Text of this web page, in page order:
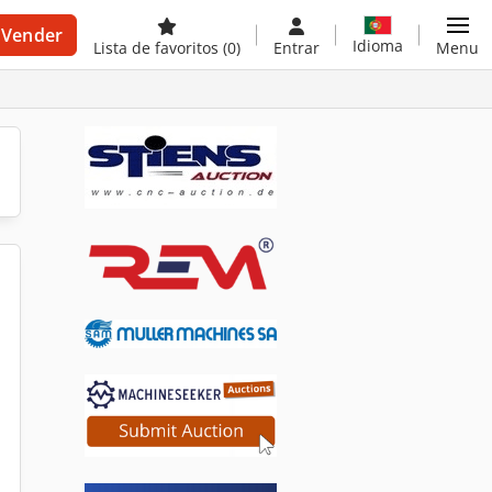
Vender
Lista de favoritos (0) Entrar Idioma Menu